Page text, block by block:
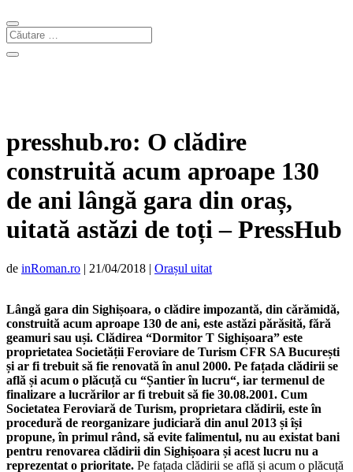
presshub.ro: O clădire
construită acum aproape 130
de ani lângă gara din oraș,
uitată astăzi de toți – PressHub
de inRoman.ro | 21/04/2018 | Orașul uitat
Lângă gara din Sighișoara, o clădire impozantă, din cărămidă,
construită acum aproape 130 de ani, este astăzi părăsită, fără
geamuri sau uși. Clădirea “Dormitor T Sighișoara” este
proprietatea Societății Feroviare de Turism CFR SA București
și ar fi trebuit să fie renovatăîn anul 2000. Pe fațada clădirii se
află și acum o plăcuță cu “Șantierîn lucru“, iar termenul de
finalizare a lucrărilor ar fi trebuit să fie 30.08.2001. Cum
Societatea Feroviară de Turism, proprietara clădirii, esteîn
procedură de reorganizare judiciară din anul 2013 șiîși
propune,în primul rând, să evite falimentul, nu au existat bani
pentru renovarea clădirii din Sighișoara și acest lucru nu a
reprezentat o prioritate. Pe fațada clădirii se află și acum o plăcuță